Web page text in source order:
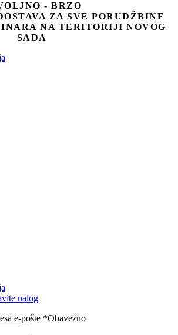
- BRZO
ZA SVE PORUDŽBINE
NA TERITORIJI NOVOG
SADA
nalog
e-pošte *Obavezno